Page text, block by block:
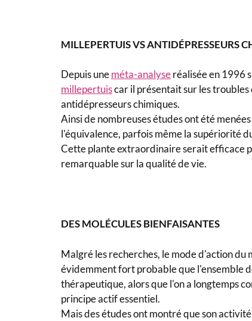
MILLEPERTUIS VS ANTIDÉPRESSEURS
Depuis uneméta-analyseréalisée en 1996
millepertuiscar il présentait sur les
antidépresseurs chimiques.
Ainsi de nombreuses études ont été
l'équivalence, parfois même la supériorité
Cette plante extraordinaire serait efficace
remarquable sur la qualité de vie.
DES MOLÉCULES BIENFAISANTES
Malgré les recherches, le mode d'action
évidemment fort probable que l'ensemble
thérapeutique, alors que l'on a longtemps
principe actif essentiel.
Mais des études ont montré que son